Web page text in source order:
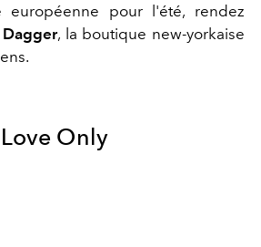
européenne pour l'été, rendez
, la boutique new-yorkaise
Love Only